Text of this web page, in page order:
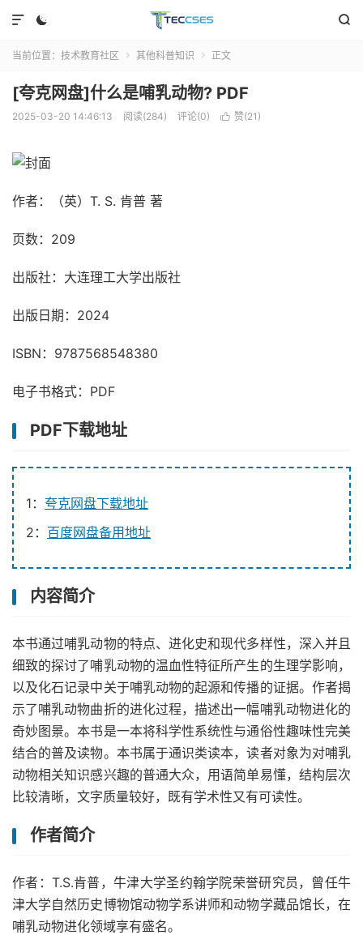
 

当前位置： 技术教育社区  其他科普知识  正文
[夸克网盘]什么是哺乳动物? PDF
2025-03-20 14:46:13 阅读(284) 评论(0)  赞(21 )
作者：（英）T. S. 肯普 著
页数：209
出版社：大连理工大学出版社
出版日期：2024
ISBN：9787568548380
电子书格式：PDF
PDF下载地址
1： 夸克网盘下载地址
2： 百度网盘备用地址
内容简介
本书通过哺乳动物的特点、进化史和现代多样性，深入并且
细致的探讨了哺乳动物的温血性特征所产生的生理学影响，
以及化石记录中关于哺乳动物的起源和传播的证据。作者揭
示了哺乳动物曲折的进化过程，描述出一幅哺乳动物进化的
奇妙图景。本书是一本将科学性系统性与通俗性趣味性完美
结合的普及读物。本书属于通识类读本，读者对象为对哺乳
动物相关知识感兴趣的普通大众，用语简单易懂，结构层次
比较清晰，文字质量较好，既有学术性又有可读性。
作者简介
作者：T.S.肯普，牛津大学圣约翰学院荣誉研究员，曾任牛
津大学自然历史博物馆动物学系讲师和动物学藏品馆长，在
哺乳动物进化领域享有盛名。